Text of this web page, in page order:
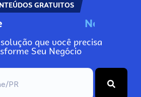
GRATUITOS
N
que você precisa
Seu Negócio